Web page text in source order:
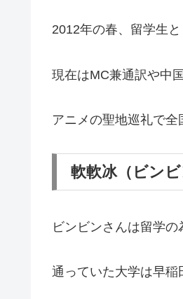
2012年の春、留学生と
現在はMC兼通訳や中
アニメの聖地巡礼で全
軟軟冰（ビン
ビンビンさんは留学の
通っていた大学は早稲